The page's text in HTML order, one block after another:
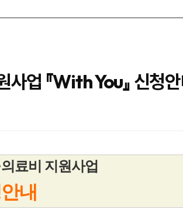
사업 『With You』 신청
료비 지원사업
내